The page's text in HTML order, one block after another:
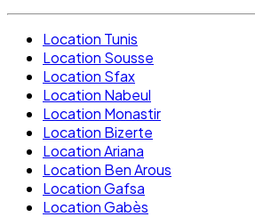
Location Tunis
Location Sousse
Location Sfax
Location Nabeul
Location Monastir
Location Bizerte
Location Ariana
Location Ben Arous
Location Gafsa
Location Gabès